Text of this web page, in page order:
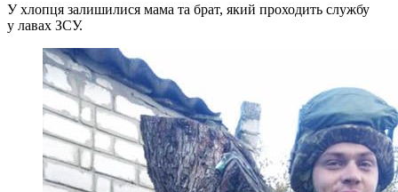
У хлопця залишилися мама та брат, який проходить службу
у лавах ЗСУ.